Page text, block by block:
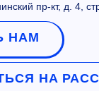
пр-кт, д. 4,
НАМ
НА